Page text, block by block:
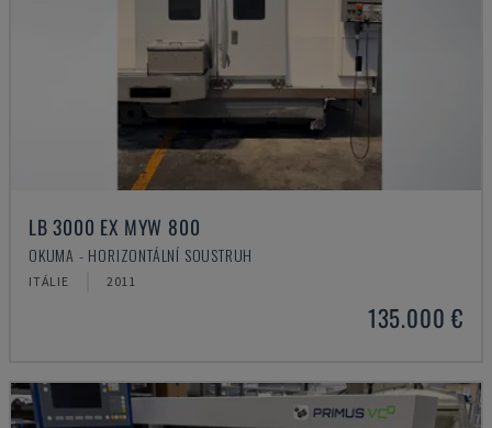
LB 3000 EX MYW 800
OKUMA - HORIZONTÁLNÍ SOUSTRUH
ITÁLIE 2011
135.000 €